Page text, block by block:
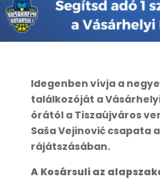
Idegenben vívja a
találkozóját a
órától a Tiszaújváros
Saša Vejinović csapata
rájátszásában.
A Kosársuli az